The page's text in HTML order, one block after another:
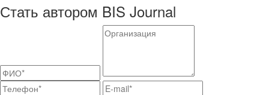
Стать автором BIS Journal